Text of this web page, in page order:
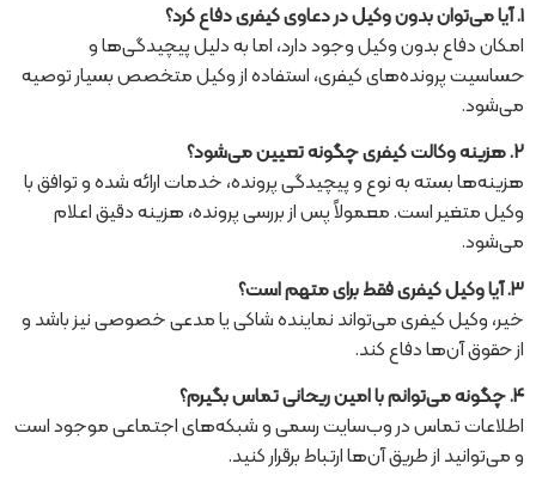
۱. آیا می‌توان بدون وکیل در دعاوی کیفری دفاع کرد؟
امکان دفاع بدون وکیل وجود دارد، اما به دلیل پیچیدگی‌ها و
حساسیت پرونده‌های کیفری، استفاده از وکیل متخصص بسیار توصیه
می‌شود.
۲. هزینه وکالت کیفری چگونه تعیین می‌شود؟
هزینه‌ها بسته به نوع و پیچیدگی پرونده، خدمات ارائه شده و توافق با
وکیل متغیر است. معمولاً پس از بررسی پرونده، هزینه دقیق اعلام
می‌شود.
۳. آیا وکیل کیفری فقط برای متهم است؟
خیر، وکیل کیفری می‌تواند نماینده شاکی یا مدعی خصوصی نیز باشد و
از حقوق آن‌ها دفاع کند.
۴. چگونه می‌توانم با امین ریحانی تماس بگیرم؟
اطلاعات تماس در وب‌سایت رسمی و شبکه‌های اجتماعی موجود است
و می‌توانید از طریق آن‌ها ارتباط برقرار کنید.